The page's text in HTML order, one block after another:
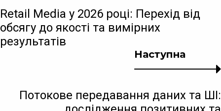
Наступна
Потокове передавання даних та ШІ:
Retail Media у 2026 році: Перехід від
обсягу до якості та вимірних
результатів